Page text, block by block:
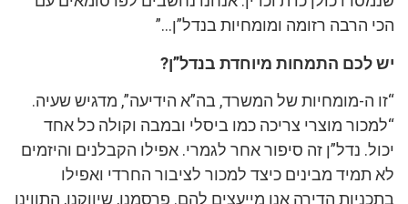
הכי הרבה רזומה ומומחיות בנדל”ן…”
יש לכם התמחות מיוחדת בנדל”ן?
“זו ה-מומחיות של המשרד, בה”א הידיעה”, מדגיש שעיה.
“למכור מוצרי צריכה כמו ביסלי ובמבה וקולה כל אחד
יכול. נדל”ן זה סיפור אחר לגמרי. אפילו הקבלנים והיזמים
לא תמיד מבינים כיצד למכור לציבור החרדי ואפילו
בתכניות הדירה אנו מייעצים להם. פרסמנו, שיווקנו, התווינו